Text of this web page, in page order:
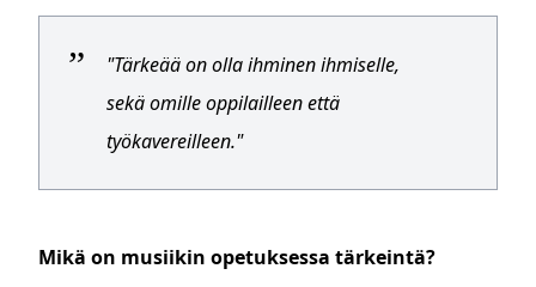
"Tärkeää on olla ihminen ihmiselle,
sekä omille oppilailleen että
työkavereilleen."
Mikä on musiikin opetuksessa tärkeintä?